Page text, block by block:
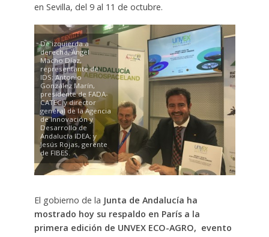
en Sevilla, del 9 al 11 de octubre.
De izquierda a
derecha, Ángel
Macho Díaz,
representante de
IDS; Antonio
González Marín,
presidente de FADA-
CATEC y director
general de la Agencia
de Innovación y
Desarrollo de
Andalucía IDEA; y
Jesús Rojas, gerente
de FIBES.
El gobierno de la Junta de Andalucía ha
mostrado hoy su respaldo en París a la
primera edición de UNVEX ECO-AGRO, evento